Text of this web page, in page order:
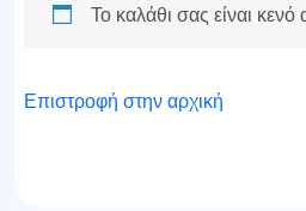
Το καλάθι σας είναι κενό
Επιστροφή στην αρχική